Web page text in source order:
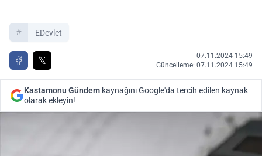
EDevlet
07.11.2024 15:49
Güncelleme: 07.11.2024 15:49
Kastamonu Gündem kaynağını Google'da tercih edilen kaynak
olarak ekleyin!